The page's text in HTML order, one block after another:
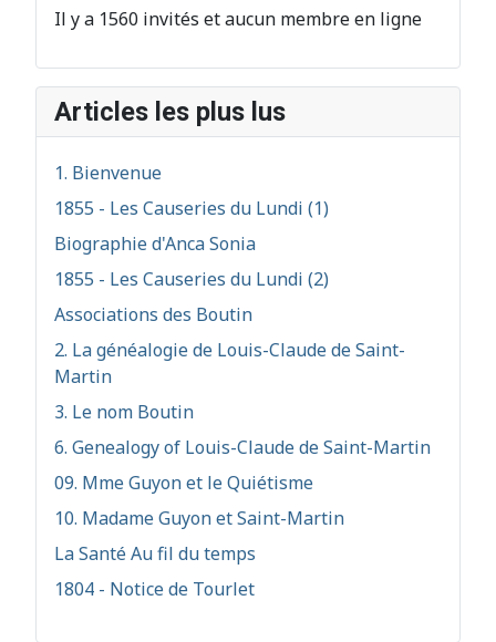
Il y a 1560 invités et aucun membre en ligne
Articles les plus lus
1. Bienvenue
1855 - Les Causeries du Lundi (1)
Biographie d'Anca Sonia
1855 - Les Causeries du Lundi (2)
Associations des Boutin
2. La généalogie de Louis-Claude de Saint-
Martin
3. Le nom Boutin
6. Genealogy of Louis-Claude de Saint-Martin
09. Mme Guyon et le Quiétisme
10. Madame Guyon et Saint-Martin
La Santé Au fil du temps
1804 - Notice de Tourlet